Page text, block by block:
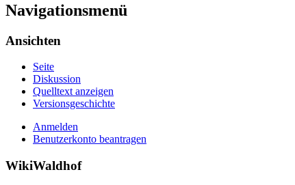
Navigationsmenü
Ansichten
Seite
Diskussion
Quelltext anzeigen
Versionsgeschichte
Anmelden
Benutzerkonto beantragen
WikiWaldhof